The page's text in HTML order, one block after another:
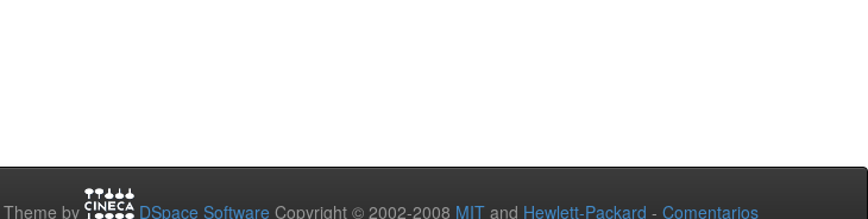
Theme by DSpace Software Copyright © 2002-2008 MIT and Hewlett-Packard - Comentarios